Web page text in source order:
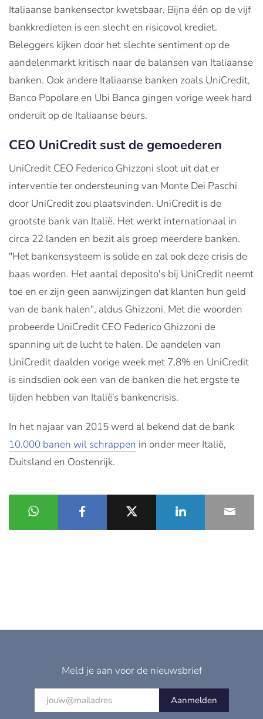
Italiaanse bankensector kwetsbaar. Bijna één op de vijf
bankkredieten is een slecht en risicovol krediet.
Beleggers kijken door het slechte sentiment op de
aandelenmarkt kritisch naar de balansen van Italiaanse
banken. Ook andere Italiaanse banken zoals UniCredit,
Banco Popolare en Ubi Banca gingen vorige week hard
onderuit op de Italiaanse beurs.
CEO UniCredit sust de gemoederen
UniCredit CEO Federico Ghizzoni sloot uit dat er
interventie ter ondersteuning van Monte Dei Paschi
door UniCredit zou plaatsvinden. UniCredit is de
grootste bank van Italië. Het werkt internationaal in
circa 22 landen en bezit als groep meerdere banken.
"Het bankensysteem is solide en zal ook deze crisis de
baas worden. Het aantal deposito's bij UniCredit neemt
toe en er zijn geen aanwijzingen dat klanten hun geld
van de bank halen", aldus Ghizzoni. Met die woorden
probeerde UniCredit CEO Federico Ghizzoni de
spanning uit de lucht te halen. De aandelen van
UniCredit daalden vorige week met 7,8% en UniCredit
is sindsdien ook een van de banken die het ergste te
lijden hebben van Italië’s bankencrisis.
In het najaar van 2015 werd al bekend dat de bank
10.000 banen wil schrappen in onder meer Italië,
Duitsland en Oostenrijk.
Meld je aan voor de nieuwsbrief
Aanmelden